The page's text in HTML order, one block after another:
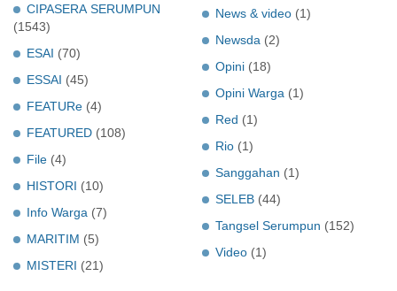
CIPASERA SERUMPUN
(1543)
ESAI (70)
ESSAI (45)
FEATURe (4)
FEATURED (108)
File (4)
HISTORI (10)
Info Warga (7)
MARITIM (5)
MISTERI (21)
News & video (1)
Newsda (2)
Opini (18)
Opini Warga (1)
Red (1)
Rio (1)
Sanggahan (1)
SELEB (44)
Tangsel Serumpun (152)
Video (1)